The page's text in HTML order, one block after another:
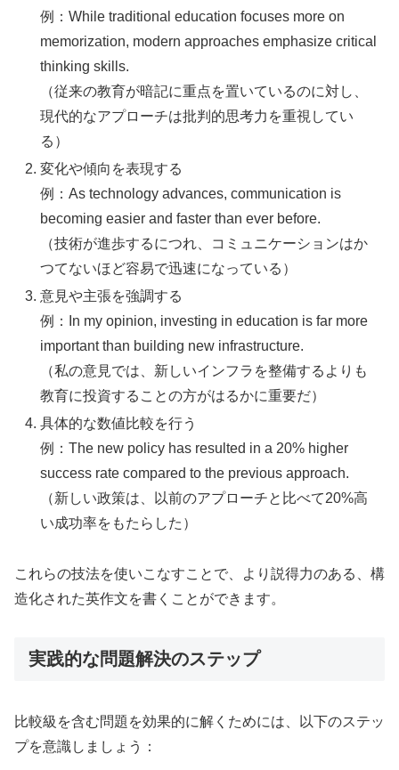
例：While traditional education focuses more on
memorization, modern approaches emphasize critical
thinking skills.
（従来の教育が暗記に重点を置いているのに対し、
現代的なアプローチは批判的思考力を重視してい
る）
変化や傾向を表現する
例：As technology advances, communication is
becoming easier and faster than ever before.
（技術が進歩するにつれ、コミュニケーションはか
つてないほど容易で迅速になっている）
意見や主張を強調する
例：In my opinion, investing in education is far more
important than building new infrastructure.
（私の意見では、新しいインフラを整備するよりも
教育に投資することの方がはるかに重要だ）
具体的な数値比較を行う
例：The new policy has resulted in a 20% higher
success rate compared to the previous approach.
（新しい政策は、以前のアプローチと比べて20%高
い成功率をもたらした）
これらの技法を使いこなすことで、より説得力のある、構
造化された英作文を書くことができます。
実践的な問題解決のステップ
比較級を含む問題を効果的に解くためには、以下のステッ
プを意識しましょう：